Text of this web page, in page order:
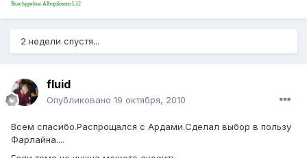
Brachypelma Albopilosum L12
2 недели спустя...
fluid
Опубликовано 19 октября, 2010
Всем спасибо.Распрощался с Ардами.Сделал выбор в пользу
Фарлайна....